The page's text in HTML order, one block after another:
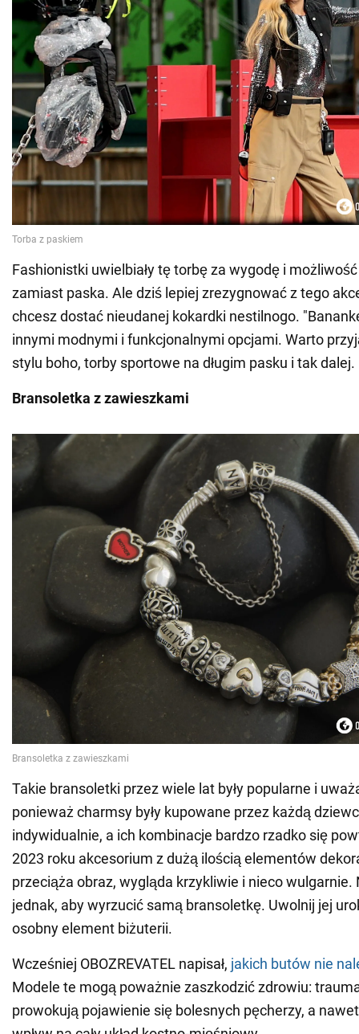
Fashionistki uwielbiały tę torbę za wygodę i
zamiast paska. Ale dziś lepiej zrezygnować z tego
chcesz dostać nieudanej kokardki nestilnogo.
innymi modnymi i funkcjonalnymi opcjami. Warto
stylu boho, torby sportowe na długim pasku i tak dalej.
Bransoletka z zawieszkami
Takie bransoletki przez wiele lat były popularne i
ponieważ charmsy były kupowane przez każdą
indywidualnie, a ich kombinacje bardzo rzadko się
2023 roku akcesorium z dużą ilością elementów
przeciąża obraz, wygląda krzykliwie i nieco wulgarnie.
jednak, aby wyrzucić samą bransoletkę. Uwolnij jej
osobny element biżuterii.
Wcześniej OBOZREVATEL napisał, jakich butów nie
Modele te mogą poważnie zaszkodzić zdrowiu:
prowokują pojawienie się bolesnych pęcherzy, a